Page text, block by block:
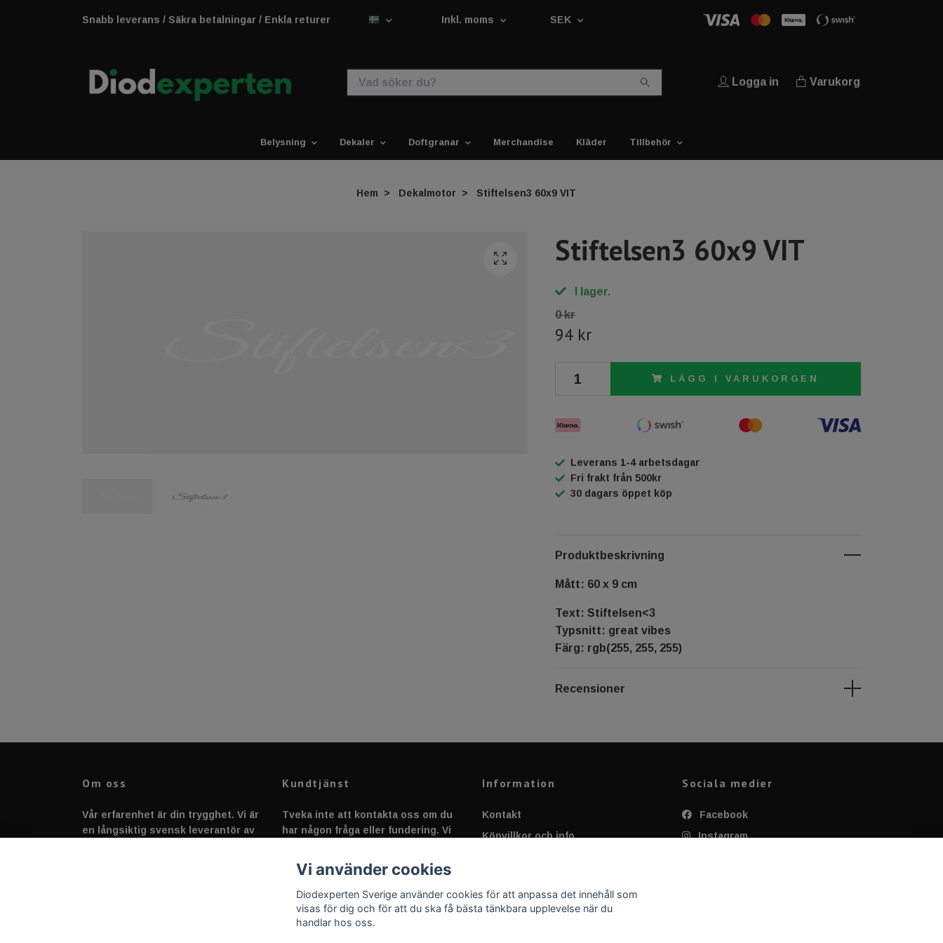
Snabb leverans / Säkra betalningar / Enkla returer Inkl. moms SEK
Logga in Varukorg
Belysning Dekaler Doftgranar Merchandise Kläder Tillbehör
Hem Dekalmotor Stiftelsen3 60x9 VIT
Stiftelsen3 60x9 VIT
I lager.
0 kr
94 kr
LÄGG I VARUKORGEN
Leverans 1-4 arbetsdagar
Fri frakt från 500kr
30 dagars öppet köp
Produktbeskrivning
Mått: 60 x 9 cm
Text: Stiftelsen<3
Typsnitt: great vibes
Färg: rgb(255, 255, 255)
Recensioner
Om oss
Vår erfarenhet är din trygghet. Vi är
en långsiktig svensk leverantör av
Kundtjänst
Tveka inte att kontakta oss om du
har någon fråga eller fundering. Vi
Information
Kontakt
Köpvillkor och info
Applicering av Dekal
Sociala medier
Facebook
Instagram
Vi använder cookies
Diodexperten Sverige använder cookies för att anpassa det innehåll som
visas för dig och för att du ska få bästa tänkbara upplevelse när du
handlar hos oss.